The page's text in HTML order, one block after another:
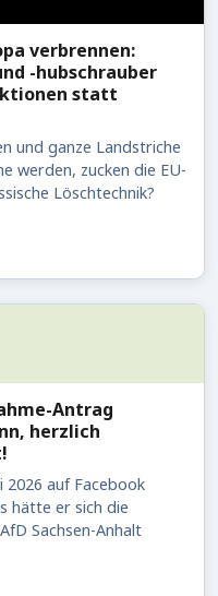
verbrennen:
-hubschrauber
statt
und ganze Landstriche
werden, zucken die EU-
Löschtechnik?
Antrag
herzlich
2026 auf Facebook
hätte er sich die
Sachsen-Anhalt